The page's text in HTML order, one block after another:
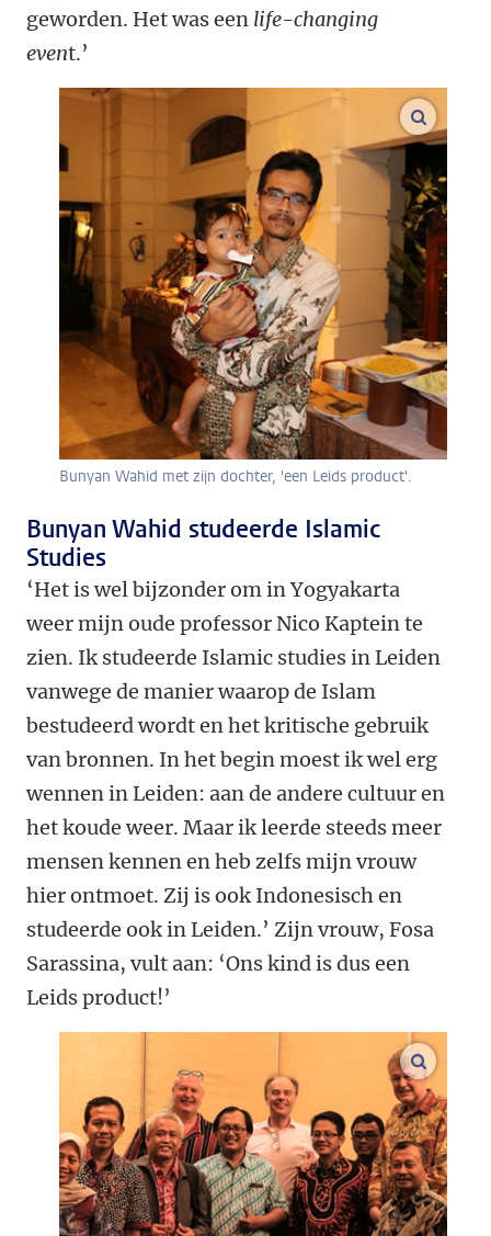
geworden. Het was een life-changing
event.’
Bunyan Wahid met zijn dochter, 'een Leids product'.
Bunyan Wahid studeerde Islamic
Studies
‘Het is wel bijzonder om in Yogyakarta
weer mijn oude professor Nico Kaptein te
zien. Ik studeerde Islamic studies in Leiden
vanwege de manier waarop de Islam
bestudeerd wordt en het kritische gebruik
van bronnen. In het begin moest ik wel erg
wennen in Leiden: aan de andere cultuur en
het koude weer. Maar ik leerde steeds meer
mensen kennen en heb zelfs mijn vrouw
hier ontmoet. Zij is ook Indonesisch en
studeerde ook in Leiden.’ Zijn vrouw, Fosa
Sarassina, vult aan: ‘Ons kind is dus een
Leids product!’